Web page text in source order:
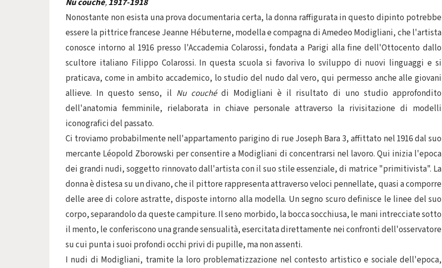
Nonostante non esista una prova documentaria certa, la donna raffigurata in questo dipinto potrebbe
essere la pittrice francese Jeanne Hébuterne, modella e compagna di Amedeo Modigliani, che l'artista
conosce intorno al 1916 presso l'Accademia Colarossi, fondata a Parigi alla fine dell'Ottocento dallo
scultore italiano Filippo Colarossi. In questa scuola si favoriva lo sviluppo di nuovi linguaggi e si
praticava, come in ambito accademico, lo studio del nudo dal vero, qui permesso anche alle giovani
allieve. In questo senso, il Nu couchédi Modigliani è il risultato di uno studio approfondito
dell'anatomia femminile, rielaborata in chiave personale attraverso la rivisitazione di modelli
iconografici del passato.
Ci troviamo probabilmente nell'appartamento parigino di rue Joseph Bara 3, affittato nel 1916 dal suo
mercante Léopold Zborowski per consentire a Modigliani di concentrarsi nel lavoro. Qui inizia l'epoca
dei grandi nudi, soggetto rinnovato dall'artista con il suo stile essenziale, di matrice "primitivista". La
donna è distesa su un divano, che il pittore rappresenta attraverso veloci pennellate, quasi a comporre
delle aree di colore astratte, disposte intorno alla modella. Un segno scuro definisce le linee del suo
corpo, separandolo da queste campiture. Il seno morbido, la bocca socchiusa, le mani intrecciate sotto
il mento, le conferiscono una grande sensualità, esercitata direttamente nei confronti dell'osservatore
su cui punta i suoi profondi occhi privi di pupille, ma non assenti.
I nudi di Modigliani, tramite la loro problematizzazione nel contesto artistico e sociale dell'epoca,